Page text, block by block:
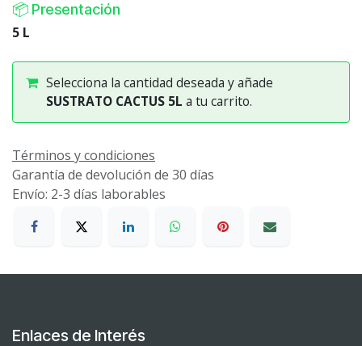
📦 Presentación
5 L
Selecciona la cantidad deseada y añade
SUSTRATO CACTUS 5L a tu carrito.
Términos y condiciones
Garantía de devolución de 30 días
Envío: 2-3 días laborables
Enlaces de Interés